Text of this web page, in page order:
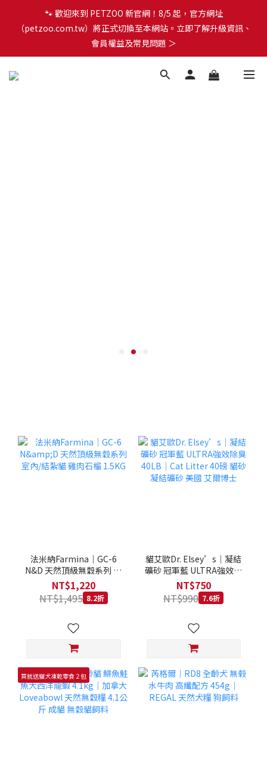
🐾 歡迎來到 PETZOO 新官網！8/5 起，官方網址
（petzoo.com.tw）將正式切換至本網站。立即了解升級資訊、
會員權益及常見問題 ＞
🐾 歡迎來到 PETZOO 新官網！8/5 起，官方網址
（petzoo.com.tw）將正式切換至本網站。立即了解升級資訊、
會員權益及常見問題 ＞
✨【新朋友見面禮】現在註冊即領 $100 購物金！全館滿 $1,500 享
法米納Farmina｜GC-6
N&D 天然頂級無穀系列 室
內/結紮貓 雞肉石榴 1.5KG
NT$1,220
NT$1,495 8.2折
貓艾歐Dr. Elsey’s｜凝結
礦砂 冠軍藍 ULTRA強效除
臭 40LB｜Cat Litter 40磅
士
NT$750
NT$990 7.6折
買就送貓犬凍乾零食２包